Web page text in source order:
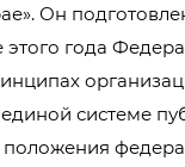
Он
года
системе
положения